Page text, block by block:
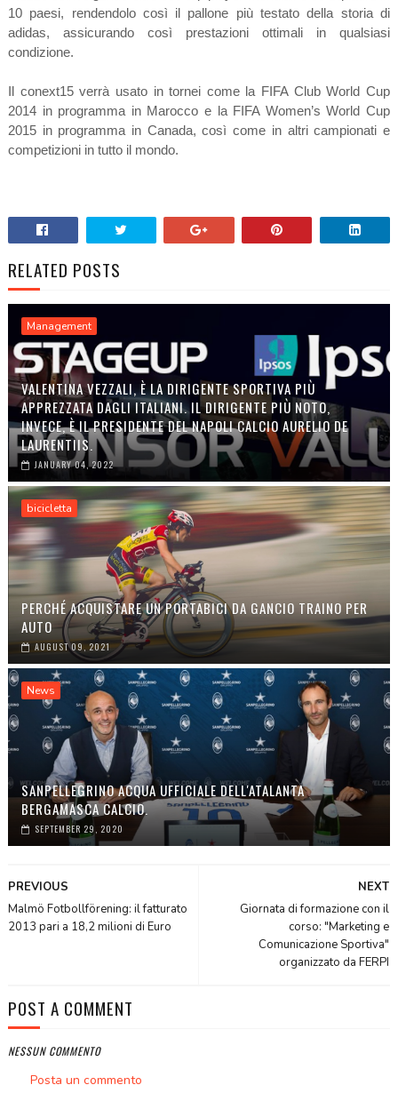
10 paesi, rendendolo così il pallone più testato della storia di
adidas, assicurando così prestazioni ottimali in qualsiasi
condizione.
Il conext15 verrà usato in tornei come la FIFA Club World Cup
2014 in programma in Marocco e la FIFA Women’s World Cup
2015 in programma in Canada, così come in altri campionati e
competizioni in tutto il mondo.
RELATED POSTS
Management
VALENTINA VEZZALI, È LA DIRIGENTE SPORTIVA PIÙ
APPREZZATA DAGLI ITALIANI. IL DIRIGENTE PIÙ NOTO,
INVECE, È IL PRESIDENTE DEL NAPOLI CALCIO AURELIO DE
LAURENTIIS.
JANUARY 04, 2022
bicicletta
PERCHÉ ACQUISTARE UN PORTABICI DA GANCIO TRAINO PER
AUTO
AUGUST 09, 2021
News
SANPELLEGRINO ACQUA UFFICIALE DELL'ATALANTA
BERGAMASCA CALCIO.
SEPTEMBER 29, 2020
NEXT
Giornata di formazione con il
corso: "Marketing e
Comunicazione Sportiva"
organizzato da FERPI
PREVIOUS
Malmö Fotbollförening: il fatturato
2013 pari a 18,2 milioni di Euro
POST A COMMENT
NESSUN COMMENTO
Posta un commento